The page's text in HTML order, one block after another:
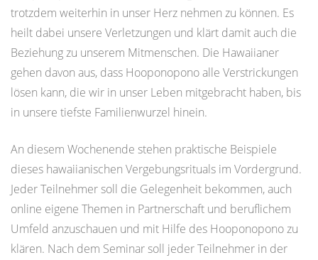
trotzdem weiterhin in unser Herz nehmen zu können. Es
heilt dabei unsere Verletzungen und klärt damit auch die
Beziehung zu unserem Mitmenschen. Die Hawaiianer
gehen davon aus, dass Hooponopono alle Verstrickungen
lösen kann, die wir in unser Leben mitgebracht haben, bis
in unsere tiefste Familienwurzel hinein.
An diesem Wochenende stehen praktische Beispiele
dieses hawaiianischen Vergebungsrituals im Vordergrund.
Jeder Teilnehmer soll die Gelegenheit bekommen, auch
online eigene Themen in Partnerschaft und beruflichem
Umfeld anzuschauen und mit Hilfe des Hooponopono zu
klären. Nach dem Seminar soll jeder Teilnehmer in der